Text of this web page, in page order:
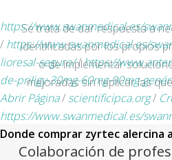
https://www.swanmedical.es/
/ https://www.swanmedical.es/
lioresal-seguro//https://
de-priligy-30mg-60mg-90mg-
Abrir Página/ scientificipca.org/
https://www.swanmedical.es/
Donde comprar zyrtec alercina
Se trata de dar respuesta a
identificadas por los propios
o de implementar
mejoradas sin replicar las
Colaboración de